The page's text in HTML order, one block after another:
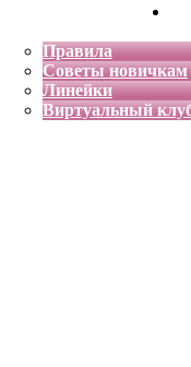
Энциклопедия кошек
Правила
Советы новичкам
Линейки
Виртуальный